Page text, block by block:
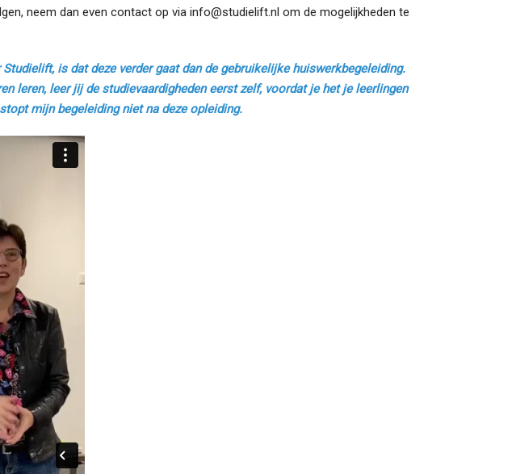
neem dan even contact op via info@studielift.nl om de mogelijkheden te
is dat deze verder gaat dan de gebruikelijke huiswerkbegeleiding.
leren, leer jij de studievaardigheden eerst zelf, voordat je het je leerlingen
mijn begeleiding niet na deze opleiding.